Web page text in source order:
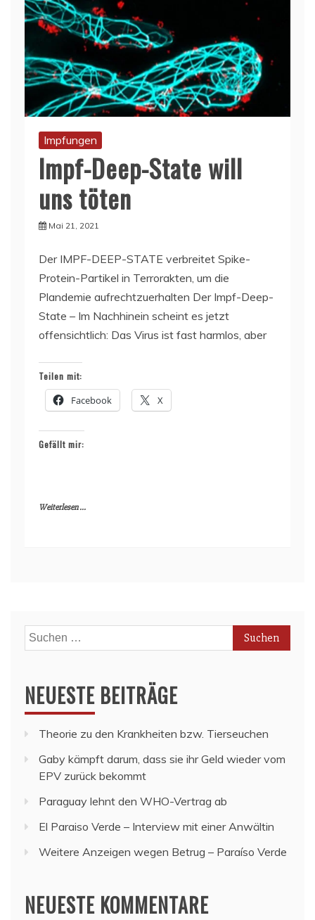
Impfungen
Impf-Deep-State will
uns töten
Mai 21, 2021
Der IMPF-DEEP-STATE verbreitet Spike-
Protein-Partikel in Terrorakten, um die
Plandemie aufrechtzuerhalten Der Impf-Deep-
State – Im Nachhinein scheint es jetzt
offensichtlich: Das Virus ist fast harmlos, aber
Teilen mit:
Facebook X
Gefällt mir:
Weiterlesen ...
Suchen
nach:
NEUESTE BEITRÄGE
Theorie zu den Krankheiten bzw. Tierseuchen
Gaby kämpft darum, dass sie ihr Geld wieder vom
EPV zurück bekommt
Paraguay lehnt den WHO-Vertrag ab
El Paraiso Verde – Interview mit einer Anwältin
Weitere Anzeigen wegen Betrug – Paraíso Verde
NEUESTE KOMMENTARE